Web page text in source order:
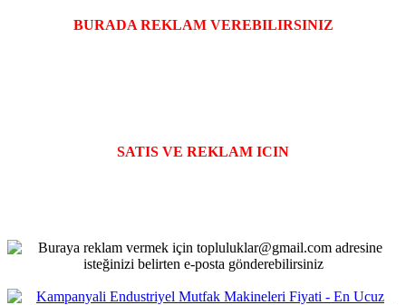
BURADA REKLAM VEREBILIRSINIZ
SATIS VE REKLAM ICIN